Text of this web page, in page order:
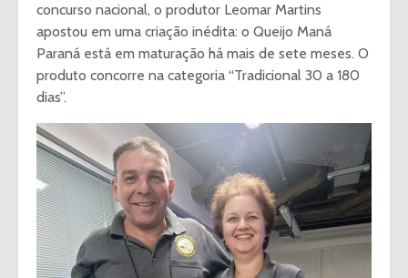
concurso nacional, o produtor Leomar Martins
apostou em uma criação inédita: o Queijo Maná
Paraná está em maturação há mais de sete meses. O
produto concorre na categoria “Tradicional 30 a 180
dias”.